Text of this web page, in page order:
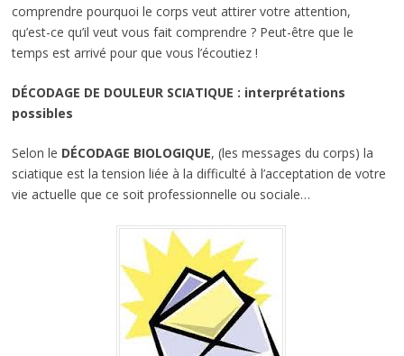
comprendre pourquoi le corps veut attirer votre attention,
qu’est-ce qu’il veut vous fait comprendre ? Peut-être que le
temps est arrivé pour que vous l’écoutiez !
DÉCODAGE DE DOULEUR SCIATIQUE : interprétations
possibles
Selon le DÉCODAGE BIOLOGIQUE, (les messages du corps) la
sciatique est la tension liée à la difficulté à l’acceptation de votre
vie actuelle que ce soit professionnelle ou sociale…